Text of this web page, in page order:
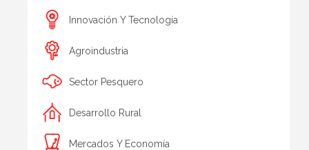
Innovación Y Tecnología
Agroindustria
Sector Pesquero
Desarrollo Rural
Mercados Y Economía